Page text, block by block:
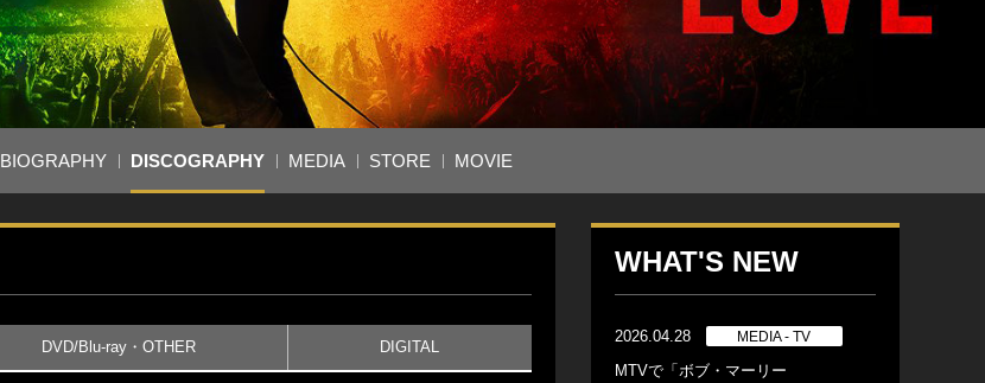
BIOGRAPHY DISCOGRAPHY MEDIA STORE MOVIE
DVD/Blu-ray・OTHER DIGITAL
WHAT'S NEW
2026.04.28 MEDIA - TV
MTVで「ボブ・マーリー